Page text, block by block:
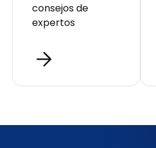
consejos de
expertos